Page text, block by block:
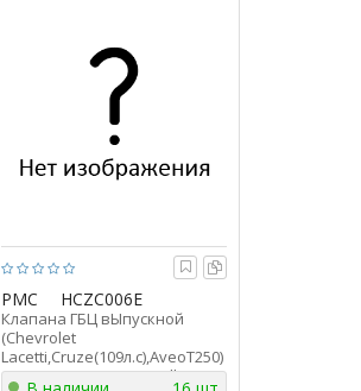
PMC HCZC006E
Клапана ГБЦ вЫпускной
(Chevrolet
Lacetti,Cruze(109л.с),AveoT250)
(1.4и1.6) (1шт) Parts-Mall